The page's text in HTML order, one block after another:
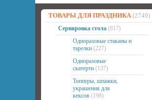
ТОВАРЫ ДЛЯ ПРАЗДНИКА (2749)
Сервировка стола (817)
Одноразовые стаканы и
тарелки (227)
Одноразовые
скатерти (137)
Топперы, шпажки,
украшения для
кексов (198)